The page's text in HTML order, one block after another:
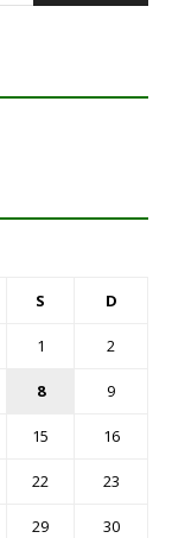
S D
1 2
8 9
15 16
22 23
29 30